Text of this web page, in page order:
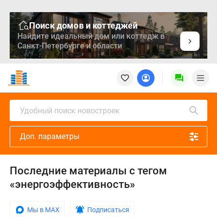
Поиск домов и коттеджей
Найдите идеальный дом или коттедж в
Санкт-Петербурге и области
Новостройки
Квартиры
Ипотека
Медиа
проекте
Контакты
Реклама
сайте
Продавцы
Удобный поиск новостроек
Доп. параметры
Последние материалы с тегом
«энергоэффективность»
Мы в MAX Подписаться